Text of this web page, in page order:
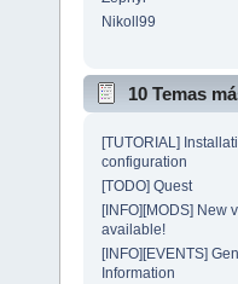
Nikoll99
10 Temas
[TUTORIAL]
configuration
[TODO] Quest
[INFO][MODS] New
available!
[INFO][EVENTS]
Information